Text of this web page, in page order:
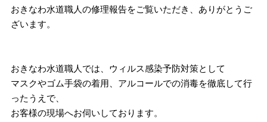
おきなわ水道職人の修理報告をご覧いただき、ありがとうご
ざいます。
おきなわ水道職人では、ウィルス感染予防対策として
マスクやゴム手袋の着用、アルコールでの消毒を徹底して行
ったうえで、
お客様の現場へお伺いしております。